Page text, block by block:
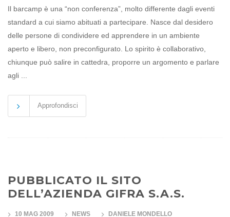
Il barcamp è una “non conferenza”, molto differente dagli eventi
standard a cui siamo abituati a partecipare. Nasce dal desidero
delle persone di condividere ed apprendere in un ambiente
aperto e libero, non preconfigurato. Lo spirito è collaborativo,
chiunque può salire in cattedra, proporre un argomento e parlare
agli ...
Approfondisci
PUBBLICATO IL SITO
DELL’AZIENDA GIFRA S.A.S.
10 MAG 2009 NEWS DANIELE MONDELLO